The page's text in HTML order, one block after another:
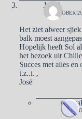
José”
11 OKTOBER
Het ziet alweer
balk moest
Hopelijk heeft Sol
het bezoek uit
Succes met alles
t.z..t. ,
José
12